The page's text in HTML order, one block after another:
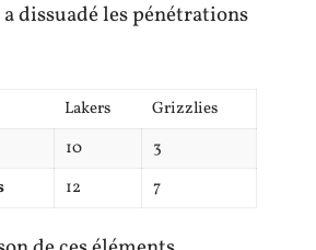
dissuadé les pénétrations
Lakers
Grizzlies
10
3
12 7